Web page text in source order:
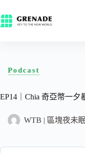
Podcast
EP14｜Chia 奇亞幣一夕
WTB | 區塊夜未